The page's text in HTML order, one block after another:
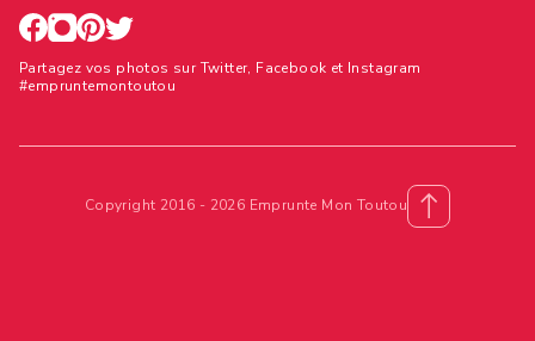
Partagez vos photos sur Twitter, Facebook et Instagram
#empruntemontoutou
Copyright 2016 - 2026 Emprunte Mon Toutou